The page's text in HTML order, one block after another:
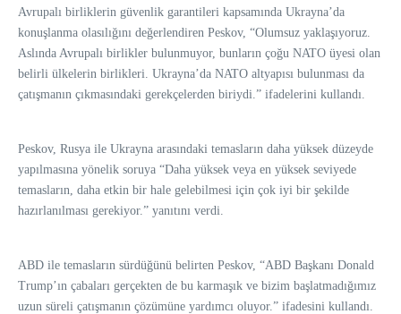
Avrupalı birliklerin güvenlik garantileri kapsamında Ukrayna’da
konuşlanma olasılığını değerlendiren Peskov, “Olumsuz yaklaşıyoruz.
Aslında Avrupalı birlikler bulunmuyor, bunların çoğu NATO üyesi olan
belirli ülkelerin birlikleri. Ukrayna’da NATO altyapısı bulunması da
çatışmanın çıkmasındaki gerekçelerden biriydi.” ifadelerini kullandı.
Peskov, Rusya ile Ukrayna arasındaki temasların daha yüksek düzeyde
yapılmasına yönelik soruya “Daha yüksek veya en yüksek seviyede
temasların, daha etkin bir hale gelebilmesi için çok iyi bir şekilde
hazırlanılması gerekiyor.” yanıtını verdi.
ABD ile temasların sürdüğünü belirten Peskov, “ABD Başkanı Donald
Trump’ın çabaları gerçekten de bu karmaşık ve bizim başlatmadığımız
uzun süreli çatışmanın çözümüne yardımcı oluyor.” ifadesini kullandı.